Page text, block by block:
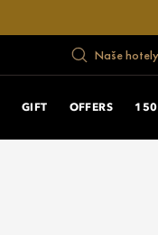
Naše
GIFT OFFERS 150